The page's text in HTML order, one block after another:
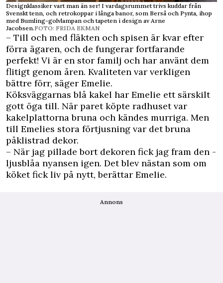
Designklassiker vart man än ser! I vardagsrummet trivs kuddar från
Svenskt tenn, och retrokoppar i långa banor, som Berså och Pynta, ihop
med Bumling-golvlampan och tapeten i design av Arne
Jacobsen.FOTO: FRIDA EKMAN
– Till och med fläkten och spisen är kvar efter
förra ägaren, och de fungerar fortfarande
perfekt! Vi är en stor familj och har använt dem
flitigt genom åren. Kvaliteten var verkligen
bättre förr, säger Emelie.
Köksväggarnas blå kakel har Emelie ett särskilt
gott öga till. När paret köpte radhuset var
kakelplattorna bruna och kändes murriga. Men
till ­Emelies stora förtjusning var det bruna
påklistrad dekor.
– När jag pillade bort ­dekoren fick jag fram den ­
ljusblåa nyansen igen. Det blev nästan som om
köket fick liv på nytt, berättar Emelie.
Annons